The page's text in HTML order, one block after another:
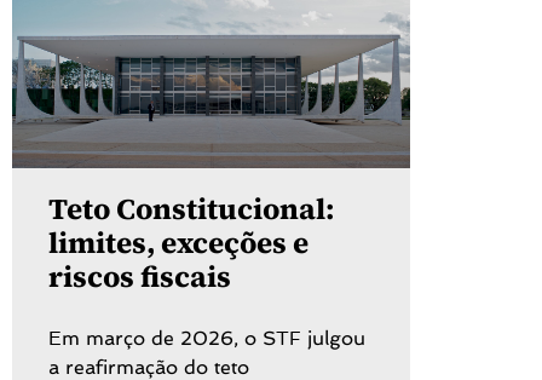
Teto Constitucional:
limites, exceções e
riscos fiscais
Em março de 2026, o STF julgou
a reafirmação do teto